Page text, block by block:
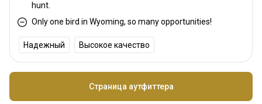
hunt.
Only one bird in Wyoming, so many opportunities!
Надежный Высокое качество
Страница аутфиттера